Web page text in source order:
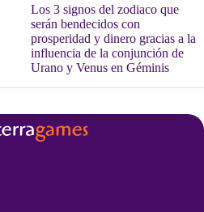
Los 3 signos del zodiaco que
serán bendecidos con
prosperidad y dinero gracias a la
influencia de la conjunción de
Urano y Venus en Géminis